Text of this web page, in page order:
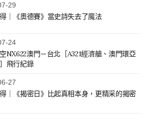
29
｜《奧德賽》當史詩失去了魔法
24
NX622澳門－台北［A321經濟艙、澳門環亞
飛行紀錄
27
｜《揭密日》比起真相本身，更精采的揭密